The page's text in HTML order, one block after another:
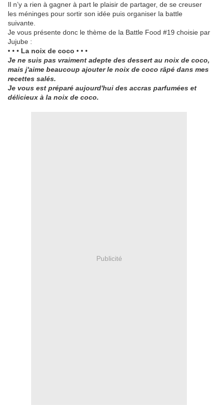
Il n’y a rien à gagner à part le plaisir de partager, de se creuser
les méninges pour sortir son idée puis organiser la battle
suivante.
Je vous présente donc le thème de la Battle Food #19 choisie par
Jujube :
• • • La noix de coco • • •
Je ne suis pas vraiment adepte des dessert au noix de coco,
mais j'aime beaucoup ajouter le noix de coco râpé dans mes
recettes salés.
Je vous est préparé aujourd'hui des accras parfumées et
délicieux à la noix de coco.
Publicité